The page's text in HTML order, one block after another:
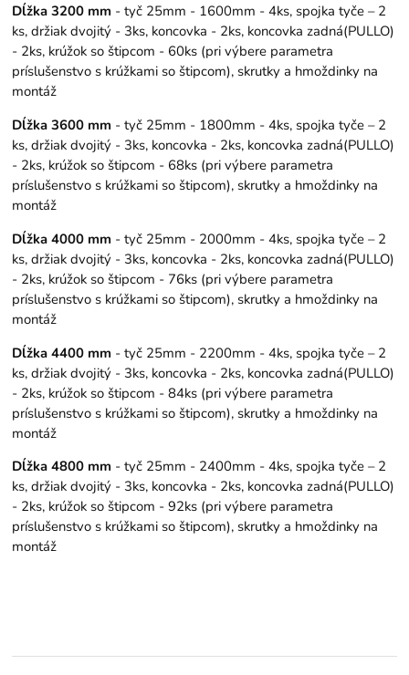
Dĺžka 3200 mm - tyč 25mm - 1600mm - 4ks, spojka tyče – 2
ks, držiak dvojitý - 3ks, koncovka - 2ks, koncovka zadná(PULLO)
- 2ks, krúžok so štipcom - 60ks (pri výbere parametra
príslušenstvo s krúžkami so štipcom), skrutky a hmoždinky na
montáž
Dĺžka 3600 mm - tyč 25mm - 1800mm - 4ks, spojka tyče – 2
ks, držiak dvojitý - 3ks, koncovka - 2ks, koncovka zadná(PULLO)
- 2ks, krúžok so štipcom - 68ks (pri výbere parametra
príslušenstvo s krúžkami so štipcom), skrutky a hmoždinky na
montáž
Dĺžka 4000 mm - tyč 25mm - 2000mm - 4ks, spojka tyče – 2
ks, držiak dvojitý - 3ks, koncovka - 2ks, koncovka zadná(PULLO)
- 2ks, krúžok so štipcom - 76ks (pri výbere parametra
príslušenstvo s krúžkami so štipcom), skrutky a hmoždinky na
montáž
Dĺžka 4400 mm - tyč 25mm - 2200mm - 4ks, spojka tyče – 2
ks, držiak dvojitý - 3ks, koncovka - 2ks, koncovka zadná(PULLO)
- 2ks, krúžok so štipcom - 84ks (pri výbere parametra
príslušenstvo s krúžkami so štipcom), skrutky a hmoždinky na
montáž
Dĺžka 4800 mm - tyč 25mm - 2400mm - 4ks, spojka tyče – 2
ks, držiak dvojitý - 3ks, koncovka - 2ks, koncovka zadná(PULLO)
- 2ks, krúžok so štipcom - 92ks (pri výbere parametra
príslušenstvo s krúžkami so štipcom), skrutky a hmoždinky na
montáž